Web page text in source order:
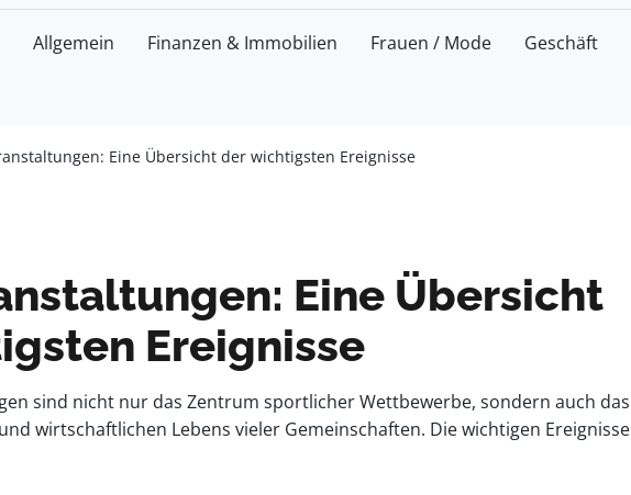
Allgemein Finanzen & Immobilien Frauen / Mode Geschäft
Eine Übersicht der wichtigsten Ereignisse
Eine Übersicht
Ereignisse
sind nicht nur das Zentrum sportlicher Wettbewerbe, sondern auch das
wirtschaftlichen Lebens vieler Gemeinschaften. Die wichtigen Ereignisse